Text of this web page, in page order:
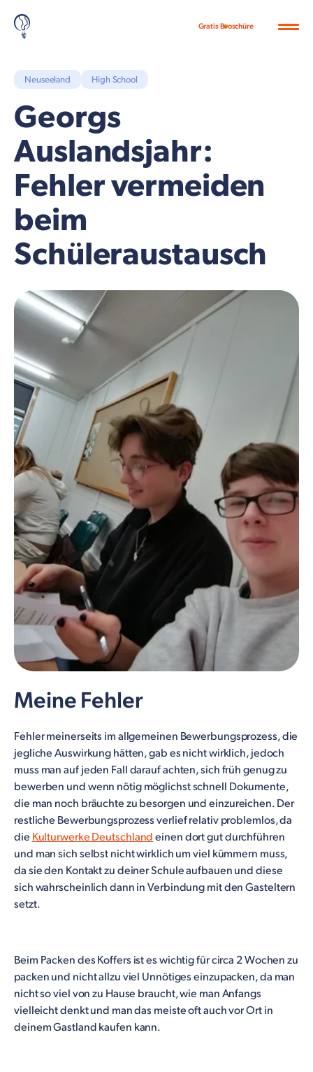
Gratis Broschüre
Neuseeland High School
Georgs
Auslandsjahr:
Fehler vermeiden
beim
Schüleraustausch
Meine Fehler
Fehler meinerseits im allgemeinen Bewerbungsprozess, die
jegliche Auswirkung hätten, gab es nicht wirklich, jedoch
muss man auf jeden Fall darauf achten, sich früh genug zu
bewerben und wenn nötig möglichst schnell Dokumente,
die man noch bräuchte zu besorgen und einzureichen. Der
restliche Bewerbungsprozess verlief relativ problemlos, da
die Kulturwerke Deutschland einen dort gut durchführen
und man sich selbst nicht wirklich um viel kümmern muss,
da sie den Kontakt zu deiner Schule aufbauen und diese
sich wahrscheinlich dann in Verbindung mit den Gasteltern
setzt.
Beim Packen des Koffers ist es wichtig für circa 2 Wochen zu
packen und nicht allzu viel Unnötiges einzupacken, da man
nicht so viel von zu Hause braucht, wie man Anfangs
vielleicht denkt und man das meiste oft auch vor Ort in
deinem Gastland kaufen kann.